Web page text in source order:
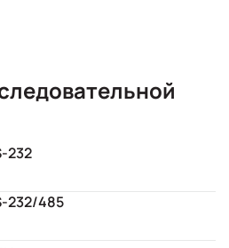
232
232/485